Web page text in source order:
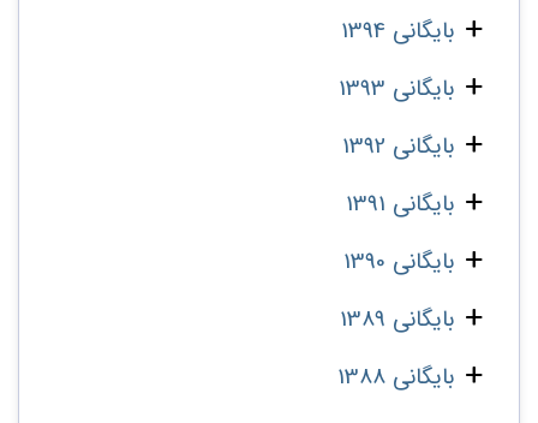
بایگانی 1394
بایگانی 1393
بایگانی 1392
بایگانی 1391
بایگانی 1390
بایگانی 1389
بایگانی 1388